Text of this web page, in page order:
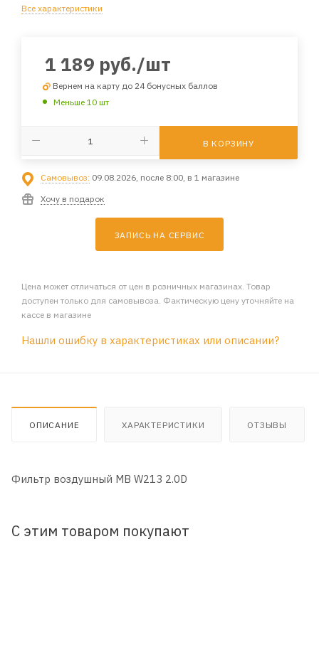
Все характеристики
1 189 руб./шт
Вернем на карту до 24 бонусных баллов
Меньше 10 шт
В КОРЗИНУ
Самовывоз: 09.08.2026, после 8:00, в 1 магазине
Хочу в подарок
ЗАПИСЬ НА СЕРВИС
Цена может отличаться от цен в розничных магазинах. Товар
доступен только для самовывоза. Фактическую цену уточняйте на
кассе в магазине
Нашли ошибку в характеристиках или описании?
ОПИСАНИЕ ХАРАКТЕРИСТИКИ ОТЗЫВЫ
Фильтр воздушный MB W213 2.0D
С этим товаром покупают